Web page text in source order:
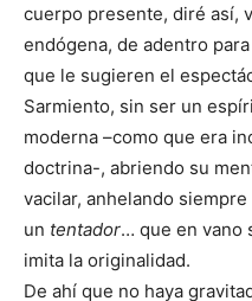
cuerpo presente, diré así,
endógena, de adentro
que le sugieren el
Sarmiento, sin ser un
moderna –como que era
doctrina-, abriendo su
vacilar, anhelando
un tentador… que en vano
imita la originalidad.
De ahí que no haya